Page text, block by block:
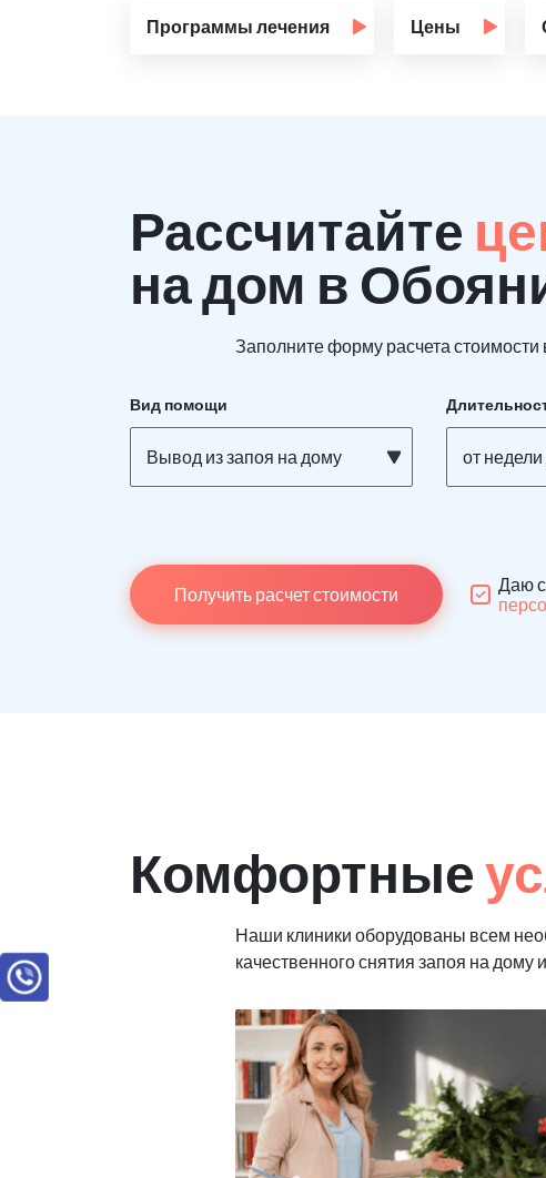
Программы лечения Цены
Рассчитайте
на дом в
Заполните форму расчета
Вид помощи
Вывод из запоя на дому от
Получить расчет стоимости
Даю
Комфортные
Наши клиники оборудованы всем
качественного снятия запоя на